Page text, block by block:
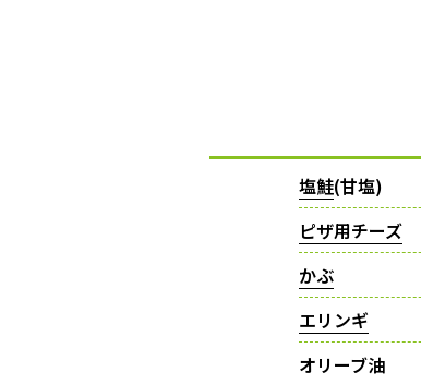
塩鮭(甘塩)
ピザ用チーズ
かぶ
エリンギ
オリーブ油